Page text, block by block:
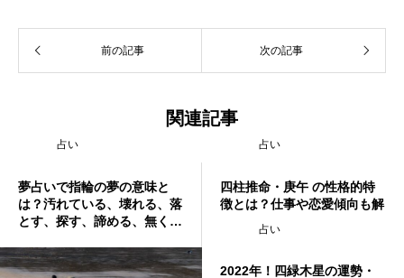
前の記事 次の記事
関連記事
占い
夢占いで指輪の夢の意味と
は？汚れている、壊れる、落
とす、探す、諦める、無く
性など
占い
四柱推命・庚午 の性格的特
徴とは？仕事や恋愛傾向も解
占い
2022年！四緑木星の運勢・